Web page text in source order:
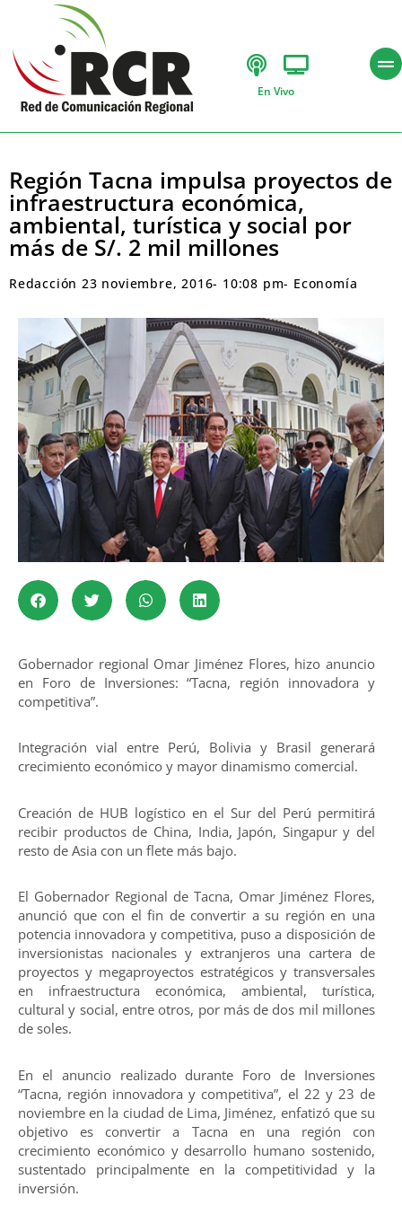
En Vivo
Región Tacna impulsa proyectos de
infraestructura económica,
ambiental, turística y social por
más de S/. 2 mil millones
Redacción 23 noviembre, 2016- 10:08 pm- Economía
Gobernador regional Omar Jiménez Flores, hizo anuncio
en Foro de Inversiones: “Tacna, región innovadora y
competitiva”.
Integración vial entre Perú, Bolivia y Brasil generará
crecimiento económico y mayor dinamismo comercial.
Creación de HUB logístico en el Sur del Perú permitirá
recibir productos de China, India, Japón, Singapur y del
resto de Asia con un flete más bajo.
El Gobernador Regional de Tacna, Omar Jiménez Flores,
anunció que con el fin de convertir a su región en una
potencia innovadora y competitiva, puso a disposición de
inversionistas nacionales y extranjeros una cartera de
proyectos y megaproyectos estratégicos y transversales
en infraestructura económica, ambiental, turística,
cultural y social, entre otros, por más de dos mil millones
de soles.
En el anuncio realizado durante Foro de Inversiones
“Tacna, región innovadora y competitiva”, el 22 y 23 de
noviembre en la ciudad de Lima, Jiménez, enfatizó que su
objetivo es convertir a Tacna en una región con
crecimiento económico y desarrollo humano sostenido,
sustentado principalmente en la competitividad y la
inversión.